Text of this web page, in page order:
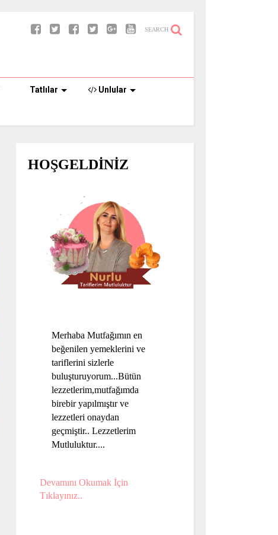
SEARCH
Tatlılar Unlular
HOŞGELDİNİZ
Merhaba Mutfağımın en
beğenilen yemeklerini ve
tariflerini sizlerle
buluşturuyorum...Bütün
lezzetlerim,mutfağımda
birebir yapılmıştır ve
lezzetleri onaydan
geçmiştir.. Lezzetlerim
Mutluluktur....
Devamını Okumak İçin
Tıklayınız..